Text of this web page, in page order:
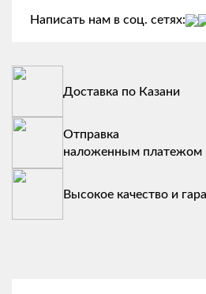
Написать нам в соц. сетях:
Доставка по Казани
Отправка
наложенным платежом
Высокое качество и